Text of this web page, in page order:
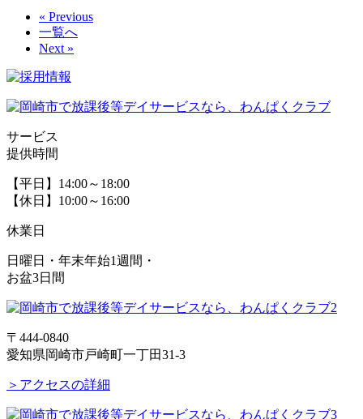
« Previous
一覧へ
Next »
サービス
提供時間
【平日】14:00～18:00
【休日】10:00～16:00
休業日
日曜日・年末年始1週間・
お盆3日間
〒444-0840
愛知県岡崎市戸崎町一丁田31-3
＞アクセスの詳細